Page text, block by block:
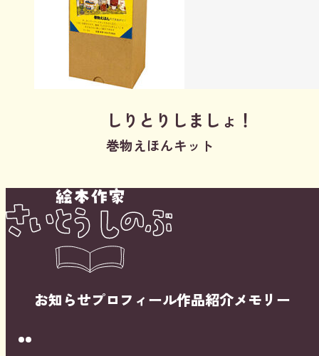
しりとりしましょ！
巻物えほんキット
お知らせプロフィール作品紹介メモリー